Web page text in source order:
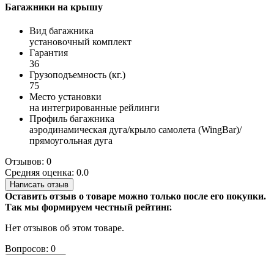
Багажники на крышу
Вид багажника
установочный комплект
Гарантия
36
Грузоподъемность (кг.)
75
Место установки
на интегрированные рейлинги
Профиль багажника
аэродинамическая дуга/крыло самолета (WingBar)/
прямоугольная дуга
Отзывов: 0
Средняя оценка: 0.0
Написать отзыв
Оставить отзыв о товаре можно только после его покупки.
Так мы формируем честный рейтинг.
Нет отзывов об этом товаре.
Вопросов: 0